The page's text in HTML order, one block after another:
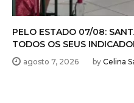
PELO ESTADO 07/08:
TODOS OS SEUS
agosto 7, 2026 by Celina